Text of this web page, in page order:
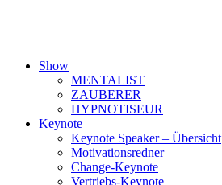
Show
MENTALIST
ZAUBERER
HYPNOTISEUR
Keynote
Keynote Speaker – Übersicht
Motivationsredner
Change-Keynote
Vertriebs-Keynote